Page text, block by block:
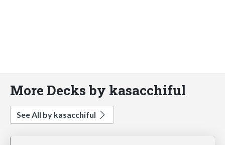
More Decks by kasacchiful
See All by kasacchiful